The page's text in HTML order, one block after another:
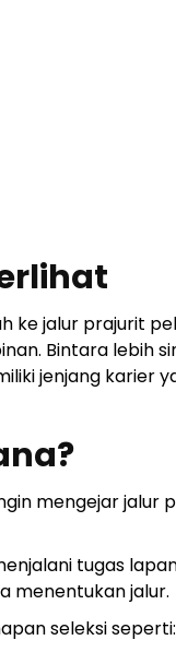
ke jalur prajurit
Bintara lebih
jenjang karier
mengejar jalur
tugas
menentukan jalur.
seleksi seperti: